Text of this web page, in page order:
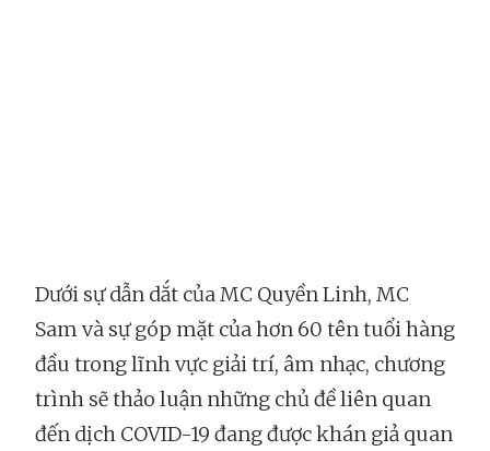
Dưới sự dẫn dắt của MC Quyền Linh, MC
Sam và sự góp mặt của hơn 60 tên tuổi hàng
đầu trong lĩnh vực giải trí, âm nhạc, chương
trình sẽ thảo luận những chủ đề liên quan
đến dịch COVID-19 đang được khán giả quan